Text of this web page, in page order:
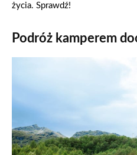
życia. Sprawdź!
Podróż kamperem